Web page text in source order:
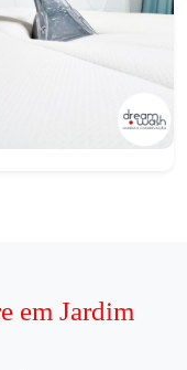
em Jardim